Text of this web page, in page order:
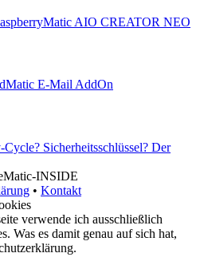
AIO CREATOR NEO
E-Mail AddOn
Cycle? Sicherheitsschlüssel? Der
INSIDE
• Kontakt
verwende ich ausschließlich
Was es damit genau auf sich hat,
.